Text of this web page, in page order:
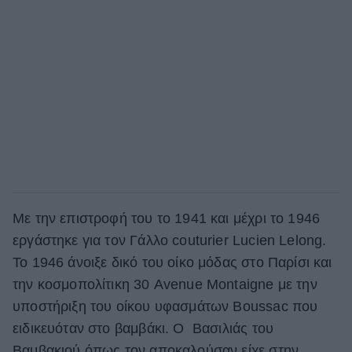
Με την επιστροφή του το 1941 και μέχρι το 1946
εργάστηκε για τον Γάλλο couturier Lucien Lelong.
Το 1946 άνοιξε δικό του οίκο μόδας στο Παρίσι και
την κοσμοπολίτικη 30 Avenue Montaigne με την
υποστήριξη του οίκου υφασμάτων Boussac που
ειδικευόταν στο βαμβάκι. Ο Βασιλιάς του